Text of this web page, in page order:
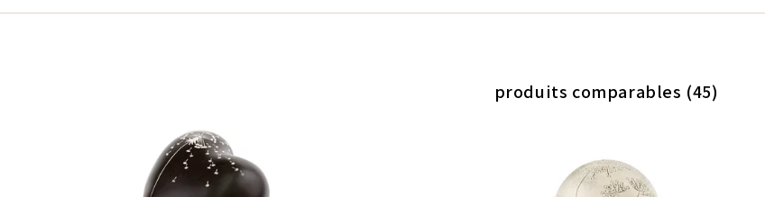
produits comparables (45)